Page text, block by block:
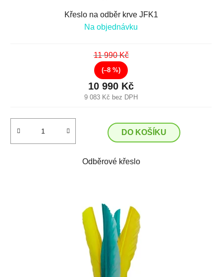
Křeslo na odběr krve JFK1
Na objednávku
9 083 Kč bez DPH
10 990 Kč
11 990 Kč
(–8 %)
DO KOŠÍKU
Odběrové křeslo